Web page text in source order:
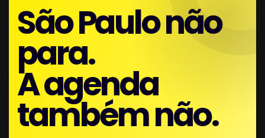
São Paulo não
para.
A agenda
também não.